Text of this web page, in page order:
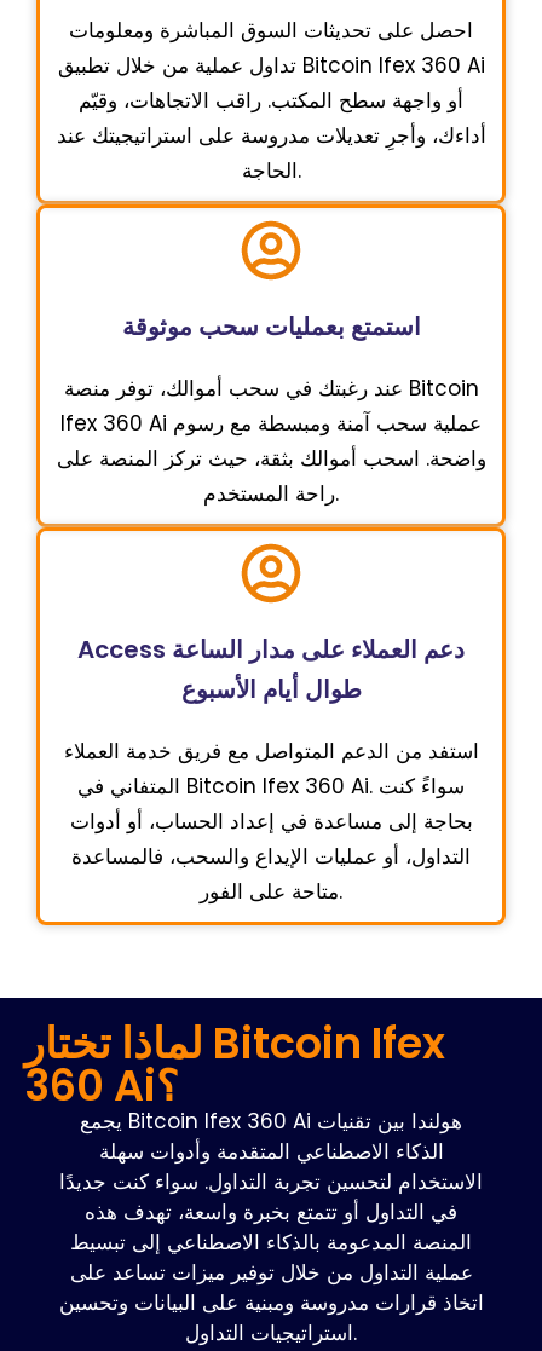
احصل على تحديثات السوق المباشرة ومعلومات
تداول عملية من خلال تطبيق Bitcoin Ifex 360 Ai
أو واجهة سطح المكتب. راقب الاتجاهات، وقيّم
أداءك، وأجرِ تعديلات مدروسة على استراتيجيتك عند
الحاجة.
استمتع بعمليات سحب موثوقة
عند رغبتك في سحب أموالك، توفر منصة Bitcoin
Ifex 360 Ai عملية سحب آمنة ومبسطة مع رسوم
واضحة. اسحب أموالك بثقة، حيث تركز المنصة على
راحة المستخدم.
Access دعم العملاء على مدار الساعة
طوال أيام الأسبوع
استفد من الدعم المتواصل مع فريق خدمة العملاء
المتفاني في Bitcoin Ifex 360 Ai. سواءً كنت
بحاجة إلى مساعدة في إعداد الحساب، أو أدوات
التداول، أو عمليات الإيداع والسحب، فالمساعدة
متاحة على الفور.
لماذا تختار Bitcoin Ifex
360 Ai؟
يجمع Bitcoin Ifex 360 Ai هولندا بين تقنيات
الذكاء الاصطناعي المتقدمة وأدوات سهلة
الاستخدام لتحسين تجربة التداول. سواء كنت جديدًا
في التداول أو تتمتع بخبرة واسعة، تهدف هذه
المنصة المدعومة بالذكاء الاصطناعي إلى تبسيط
عملية التداول من خلال توفير ميزات تساعد على
اتخاذ قرارات مدروسة ومبنية على البيانات وتحسين
استراتيجيات التداول.